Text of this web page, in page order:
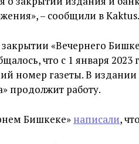
– сообщили в
закрытии «Вечернего
что с 1 января
номер газеты. В издании
продолжит работу.
Бишкеке» написали,